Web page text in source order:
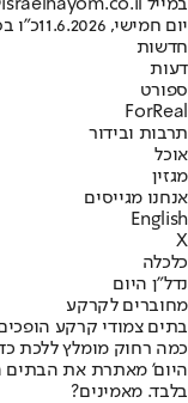
במייל hayom@israelhayom.co.il.
יום חמישי, 11.6.2026
כ"ו
חדשות
דעות
ספורט
ForReal
תרבות ובידור
אוכל
מגזין
אנחנו מגייסים
English
X
כלכלה
נדל"ן היום
מחוברים לקרקע
בתים צמודי קרקע
כמה רחוק מומלץ ללכת
בלבד. מאמינים?